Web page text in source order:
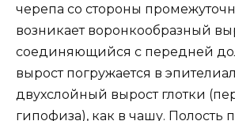
черепа со стороны
возникает воронкообразный
соединяющийся с передней
вырост погружается в
двухслойный вырост глотки
гипофиза), как в чашу. Полость